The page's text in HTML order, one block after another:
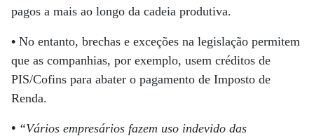
pagos a mais ao longo da cadeia produtiva.
• No entanto, brechas e exceções na legislação permitem
que as companhias, por exemplo, usem créditos de
PIS/Cofins para abater o pagamento de Imposto de
Renda.
• “Vários empresários fazem uso indevido das